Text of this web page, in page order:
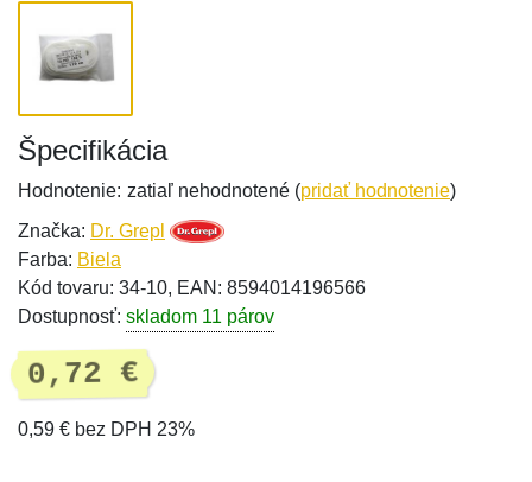
Špecifikácia
Hodnotenie: zatiaľ nehodnotené (pridať hodnotenie)
Značka: Dr. Grepl
Farba: Biela
Kód tovaru: 34-10, EAN: 8594014196566
Dostupnosť: skladom 11 párov
0,72 €
0,59 € bez DPH 23%